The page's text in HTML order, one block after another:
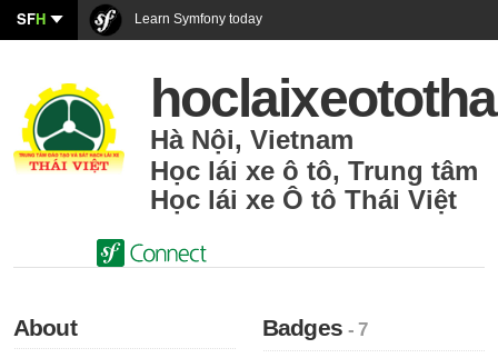
SFH Learn Symfony today
Hà Nội, Vietnam
Học lái xe ô tô, Trung tâm
Học lái xe Ô tô Thái Việt
About Badges- 7